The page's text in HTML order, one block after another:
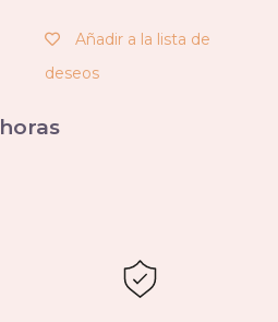
Añadir a la lista de
deseos
horas